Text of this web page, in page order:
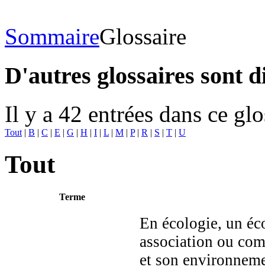
SommaireGlossaire
D'autres glossaires sont
Il y a 42 entrées dans ce
Tout | B | C | E | G | H | I | L | M | P| R | S | T | U
Tout
Terme
En écologie, un
association ou
et son